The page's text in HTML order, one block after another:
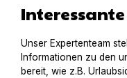
Unser Expertenteam
Informationen zu den
bereit, wie z.B.